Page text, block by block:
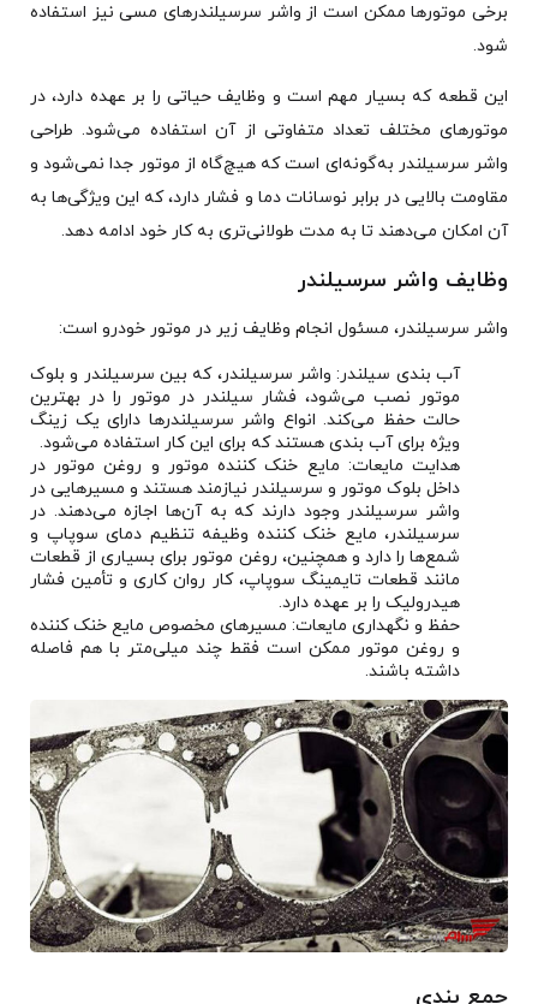
برخی موتورها ممکن است از واشر سرسیلندرهای مسی نیز استفاده
شود.
این قطعه که بسیار مهم است و وظایف حیاتی را بر عهده دارد، در
موتورهای مختلف تعداد متفاوتی از آن استفاده می‌شود. طراحی
واشر سرسیلندر به‌گونه‌ای است که هیچ‌گاه از موتور جدا نمی‌شود و
مقاومت بالایی در برابر نوسانات دما و فشار دارد، که این ویژگی‌ها به
آن امکان می‌دهند تا به مدت طولانی‌تری به کار خود ادامه دهد.
وظایف واشر سرسیلندر
واشر سرسیلندر، مسئول انجام وظایف زیر در موتور خودرو است:
آب بندی سیلندر: واشر سرسیلندر، که بین سرسیلندر و بلوک
موتور نصب می‌شود، فشار سیلندر در موتور را در بهترین
حالت حفظ می‌کند. انواع واشر سرسیلندرها دارای یک زینگ
ویژه برای آب بندی هستند که برای این کار استفاده می‌شود.
هدایت مایعات: مایع خنک کننده موتور و روغن موتور در
داخل بلوک موتور و سرسیلندر نیازمند هستند و مسیرهایی در
واشر سرسیلندر وجود دارند که به آن‌ها اجازه می‌دهند. در
سرسیلندر، مایع خنک کننده وظیفه تنظیم دمای سوپاپ و
شمع‌ها را دارد و همچنین، روغن موتور برای بسیاری از قطعات
مانند قطعات تایمینگ سوپاپ، کار روان کاری و تأمین فشار
هیدرولیک را بر عهده دارد.
حفظ و نگهداری مایعات: مسیرهای مخصوص مایع خنک کننده
و روغن موتور ممکن است فقط چند میلی‌متر با هم فاصله
داشته باشند.
جمع بندی